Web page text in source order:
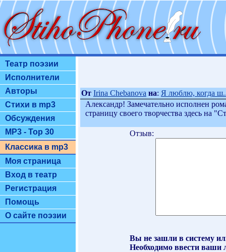
Театр поэзии
Исполнители
Авторы
Стихи в mp3
Обсуждения
MP3 - Top 30
Классика в mp3
Моя страница
Вход в театр
Регистрация
Помощь
О сайте поэзии
От Irina Chebanova на: Я люблю, когда
Александр! Замечательно исполнен
страницу своего творчества здесь на
Отзыв:
Вы не зашли в систему
Необходимо ввести ваши